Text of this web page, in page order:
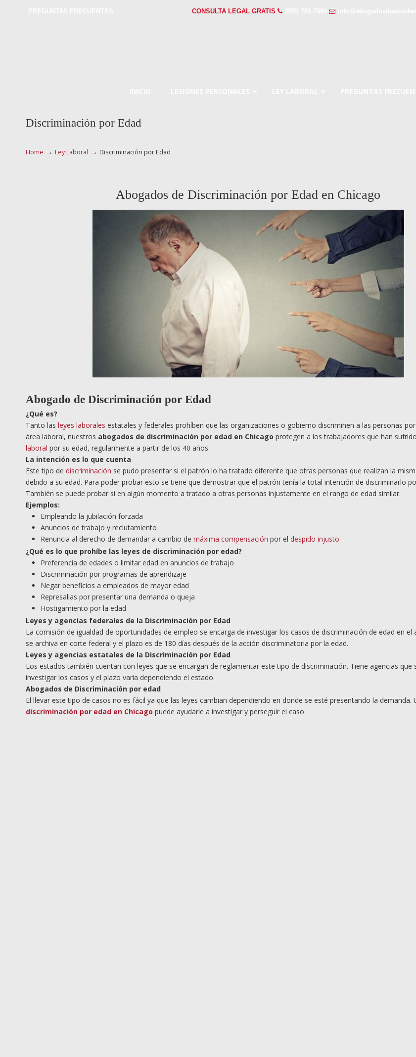
CONSULTA LEGAL GRATIS
Discriminación por Edad
Home → Ley Laboral → Discriminación por Edad
Abogados de Discriminación por Edad en Chicago
Abogado de Discriminación por Edad
¿Qué es?
Tanto las leyes laborales estatales y federales prohíben que las organizaciones o gobierno discriminen a las personas por
área laboral, nuestros abogados de discriminación por edad en Chicago protegen a los trabajadores que han sufrido
laboral por su edad, regularmente a partir de los 40 años.
La intención es lo que cuenta
Este tipo de discriminación se pudo presentar si el patrón lo ha tratado diferente que otras personas que realizan la
debido a su edad. Para poder probar esto se tiene que demostrar que el patrón tenía la total intención de discriminarlo
También se puede probar si en algún momento a tratado a otras personas injustamente en el rango de edad similar.
Ejemplos:
Empleando la jubilación forzada
Anuncios de trabajo y reclutamiento
Renuncia al derecho de demandar a cambio de máxima compensación por el despido injusto
¿Qué es lo que prohíbe las leyes de discriminación por edad?
Preferencia de edades o limitar edad en anuncios de trabajo
Discriminación por programas de aprendizaje
Negar beneficios a empleados de mayor edad
Represalias por presentar una demanda o queja
Hostigamiento por la edad
Leyes y agencias federales de la Discriminación por Edad
La comisión de igualdad de oportunidades de empleo se encarga de investigar los casos de discriminación de edad en el
se archiva en corte federal y el plazo es de 180 días después de la acción discriminatoria por la edad.
Leyes y agencias estatales de la Discriminación por Edad
Los estados también cuentan con leyes que se encargan de reglamentar este tipo de discriminación. Tiene agencias que
investigar los casos y el plazo varía dependiendo el estado.
Abogados de Discriminación por edad
El llevar este tipo de casos no es fácil ya que las leyes cambian dependiendo en donde se esté presentando la demanda.
discriminación por edad en Chicago puede ayudarle a investigar y perseguir el caso.